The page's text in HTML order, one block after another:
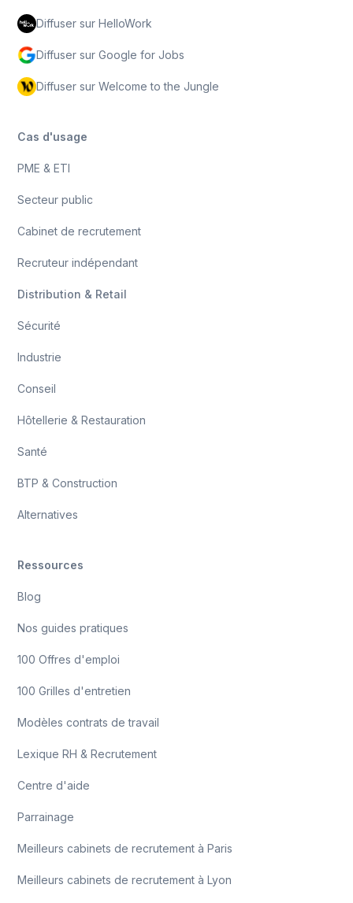
Diffuser sur HelloWork
Diffuser sur Google for Jobs
Diffuser sur Welcome to the Jungle
Cas d'usage
PME & ETI
Secteur public
Cabinet de recrutement
Recruteur indépendant
Distribution & Retail
Sécurité
Industrie
Conseil
Hôtellerie & Restauration
Santé
BTP & Construction
Alternatives
Ressources
Blog
Nos guides pratiques
100 Offres d'emploi
100 Grilles d'entretien
Modèles contrats de travail
Lexique RH & Recrutement
Centre d'aide
Parrainage
Meilleurs cabinets de recrutement à Paris
Meilleurs cabinets de recrutement à Lyon